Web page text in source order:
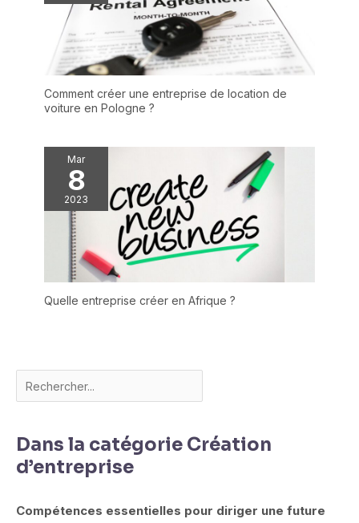
Comment créer une entreprise de location de
voiture en Pologne ?
Mar
8
2023
Quelle entreprise créer en Afrique ?
Dans la catégorie Création
d’entreprise
Compétences essentielles pour diriger une future